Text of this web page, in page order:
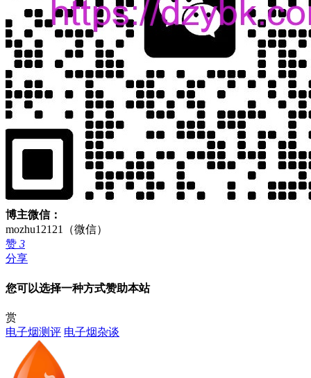
博主微信：
mozhu12121（微信）
赞 3
分享
您可以选择一种方式赞助本站
赏
电子烟测评 电子烟杂谈